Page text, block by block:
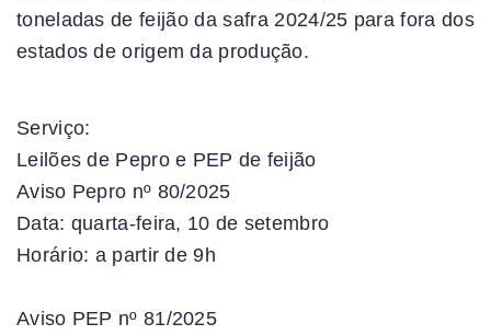
toneladas de feijão da safra 2024/25 para fora dos
estados de origem da produção.
Serviço:
Leilões de Pepro e PEP de feijão
Aviso Pepro nº 80/2025
Data: quarta-feira, 10 de setembro
Horário: a partir de 9h
Aviso PEP nº 81/2025